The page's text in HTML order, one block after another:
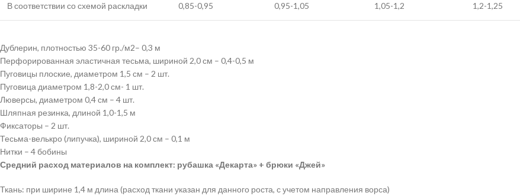
В соответствии со схемой раскладки 0,85-0,95 0,95-1,05 1,05-1,2 1,2-1,25
Дублерин, плотностью 35-60 гр./м2– 0,3 м
Перфорированная эластичная тесьма, шириной 2,0 см – 0,4-0,5 м
Пуговицы плоские, диаметром 1,5 см – 2 шт.
Пуговица диаметром 1,8-2,0 см- 1 шт.
Люверсы, диаметром 0,4 см – 4 шт.
Шляпная резинка, длиной 1,0-1,5 м
Фиксаторы – 2 шт.
Тесьма-велькро (липучка), шириной 2,0 см – 0,1 м
Нитки – 4 бобины
Средний расход материалов на комплект: рубашка «Декарта» + брюки «Джей»
Ткань: при ширине 1,4 м длина (расход ткани указан для данного роста, с учетом направления ворса)